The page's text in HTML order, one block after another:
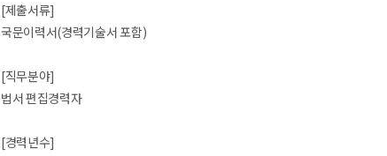
[제출서류]
국문이력서(경력기술서 포함)
[직무분야]
법서 편집경력자
[경력년수]